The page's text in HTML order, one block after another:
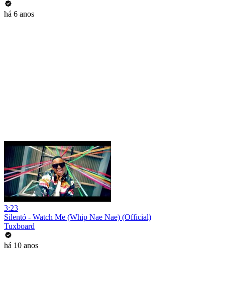
há 6 anos
3:23
Silentó - Watch Me (Whip Nae Nae) (Official)
Tuxboard
há 10 anos